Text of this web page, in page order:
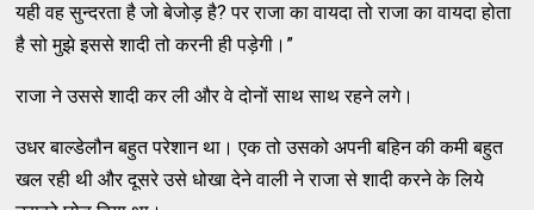
यही वह सुन्दरता है जो बेजोड़ है? पर राजा का वायदा तो राजा का वायदा होता
है सो मुझे इससे शादी तो करनी ही पड़ेगी।”
राजा ने उससे शादी कर ली और वे दोनों साथ साथ रहने लगे।
उधर बाल्डेलौन बहुत परेशान था। एक तो उसको अपनी बहिन की कमी बहुत
खल रही थी और दूसरे उसे धोखा देने वाली ने राजा से शादी करने के लिये